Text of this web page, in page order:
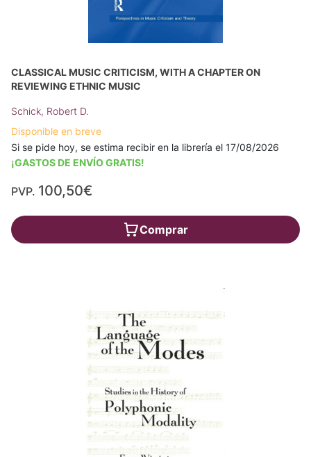
CLASSICAL MUSIC CRITICISM, WITH A CHAPTER ON
REVIEWING ETHNIC MUSIC
Schick, Robert D.
Disponible en breve
Si se pide hoy, se estima recibir en la librería el 17/08/2026
¡GASTOS DE ENVÍO GRATIS!
PVP. 100,50€
Comprar